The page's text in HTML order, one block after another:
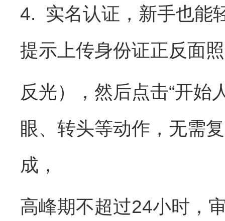
4. 实名认证，新手也能
提示上传身份证正反面
反光），然后点击“开始
眼、转头等动作，无需
成，
高峰期不超过24小时，